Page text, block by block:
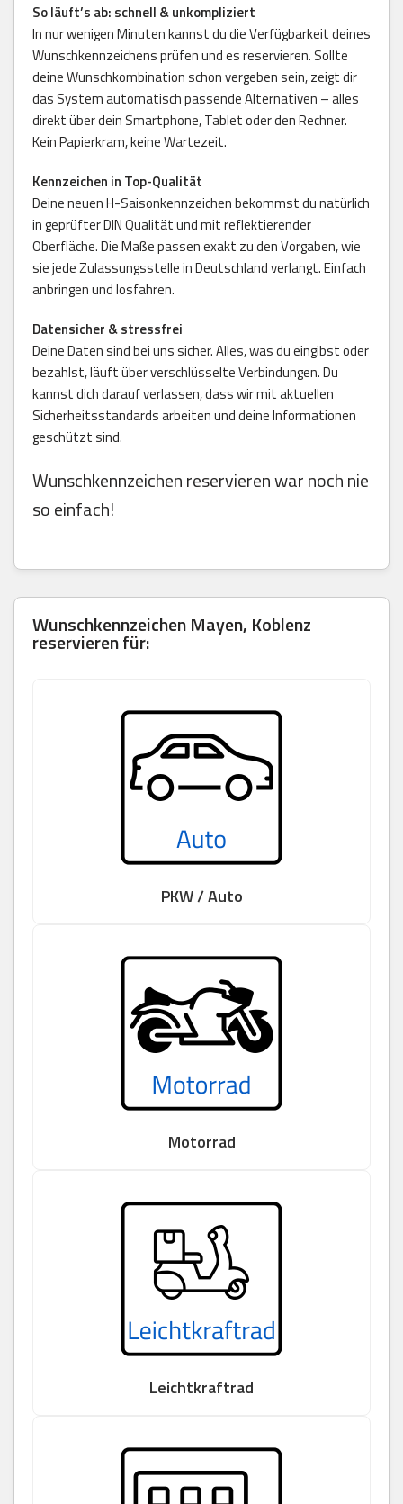
So läuft’s ab: schnell & unkompliziert
In nur wenigen Minuten kannst du die Verfügbarkeit deines
Wunschkennzeichens prüfen und es reservieren. Sollte
deine Wunschkombination schon vergeben sein, zeigt dir
das System automatisch passende Alternativen – alles
direkt über dein Smartphone, Tablet oder den Rechner.
Kein Papierkram, keine Wartezeit.
Kennzeichen in Top-Qualität
Deine neuen H-Saisonkennzeichen bekommst du natürlich
in geprüfter DIN Qualität und mit reflektierender
Oberfläche. Die Maße passen exakt zu den Vorgaben, wie
sie jede Zulassungsstelle in Deutschland verlangt. Einfach
anbringen und losfahren.
Datensicher & stressfrei
Deine Daten sind bei uns sicher. Alles, was du eingibst oder
bezahlst, läuft über verschlüsselte Verbindungen. Du
kannst dich darauf verlassen, dass wir mit aktuellen
Sicherheitsstandards arbeiten und deine Informationen
geschützt sind.
Wunschkennzeichen reservieren war noch nie
so einfach!
Wunschkennzeichen Mayen, Koblenz
reservieren für:
PKW / Auto
Motorrad
Leichtkraftrad